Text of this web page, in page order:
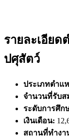
รายละเอีย
ปศุสัตว์
ประเภทตำแ
จำนวนที่รับส
ระดับการศึก
เงินเดือน:
สถานที่ทำงา